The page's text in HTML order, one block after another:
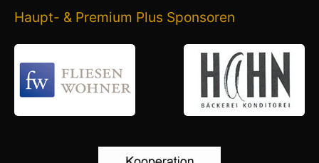
Haupt- & Premium Plus Sponsoren